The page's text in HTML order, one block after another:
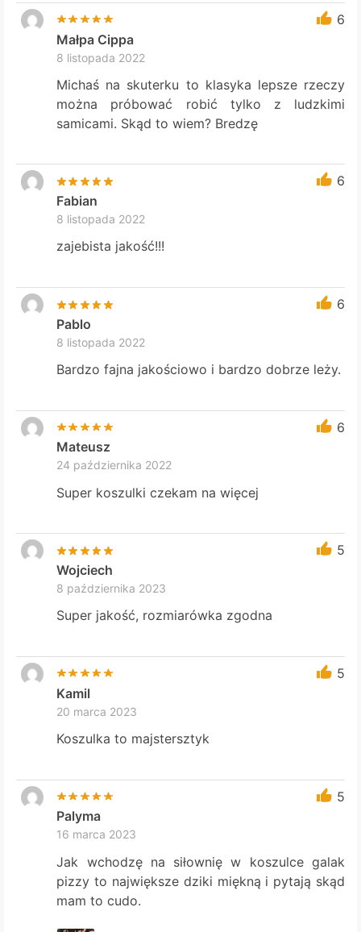
6
Małpa Cippa
8 listopada 2022
Michaś na skuterku to klasyka lepsze rzeczy
można próbować robić tylko z ludzkimi
samicami. Skąd to wiem? Bredzę
6
Fabian
8 listopada 2022
zajebista jakość!!!
6
Pablo
8 listopada 2022
Bardzo fajna jakościowo i bardzo dobrze leży.
6
Mateusz
24 października 2022
Super koszulki czekam na więcej
5
Wojciech
8 października 2023
Super jakość, rozmiarówka zgodna
5
Kamil
20 marca 2023
Koszulka to majstersztyk
5
Palyma
16 marca 2023
Jak wchodzę na siłownię w koszulce galak
pizzy to największe dziki miękną i pytają skąd
mam to cudo.